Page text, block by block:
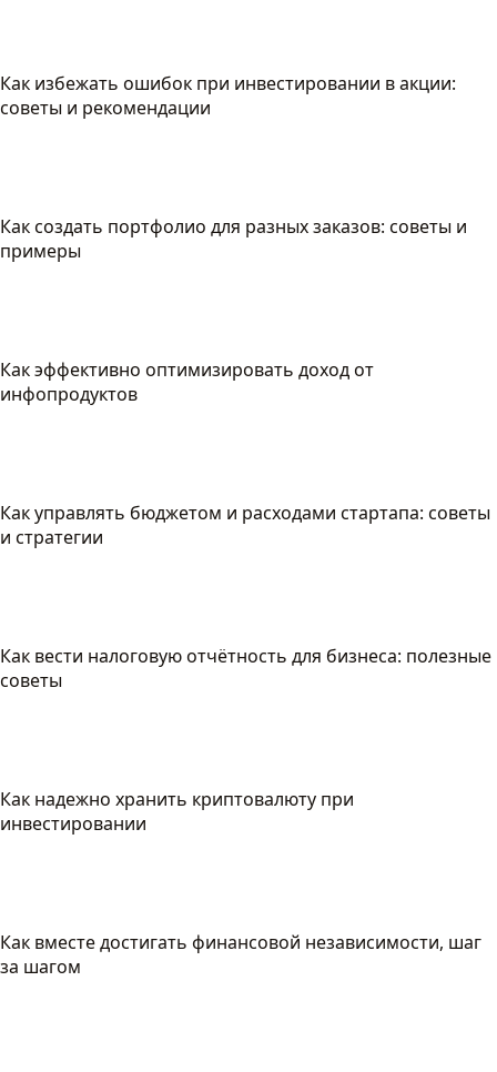
Как избежать ошибок при инвестировании в акции:
советы и рекомендации
Как создать портфолио для разных заказов: советы и
примеры
Как эффективно оптимизировать доход от
инфопродуктов
Как управлять бюджетом и расходами стартапа: советы
и стратегии
Как вести налоговую отчётность для бизнеса: полезные
советы
Как надежно хранить криптовалюту при
инвестировании
Как вместе достигать финансовой независимости, шаг
за шагом